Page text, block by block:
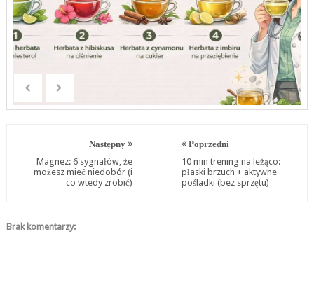
Następny
Magnez: 6 sygnałów, że
możesz mieć niedobór (i
co wtedy zrobić)
Poprzedni
10 min trening na leżąco:
płaski brzuch + aktywne
pośladki (bez sprzętu)
Brak komentarzy: